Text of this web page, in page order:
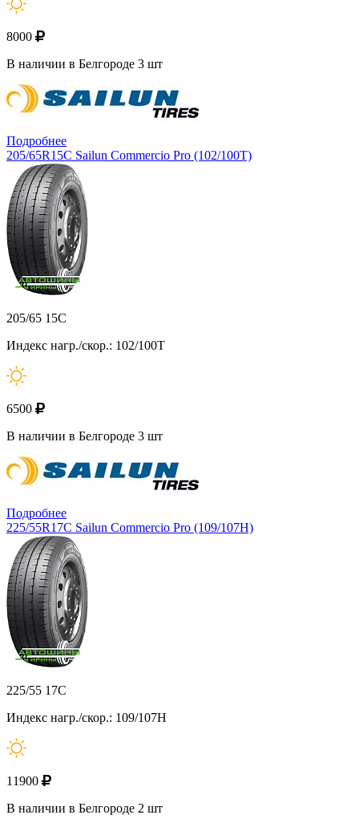
8000
В наличии в Белгороде 3 шт
Подробнее
205/65R15C Sailun Commercio Pro (102/100T)
205/65 15C
Индекс нагр./скор.: 102/100T
6500
В наличии в Белгороде 3 шт
Подробнее
225/55R17C Sailun Commercio Pro (109/107H)
225/55 17C
Индекс нагр./скор.: 109/107H
11900
В наличии в Белгороде 2 шт